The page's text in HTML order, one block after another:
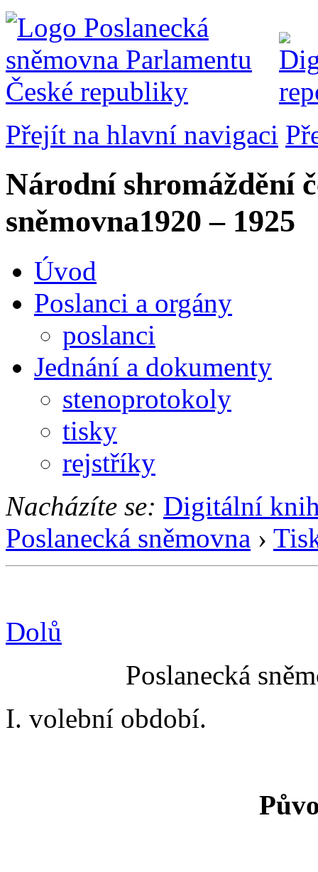
Přejít na hlavní navigaci
Národní shromáždění
sněmovna1920 – 1925
Úvod
Poslanci a orgány
poslanci
Jednání a dokumenty
stenoprotokoly
tisky
rejstříky
Nacházíte se: Digitální
Poslanecká sněmovna ›
Dolů
Poslanecká
I. volební období.